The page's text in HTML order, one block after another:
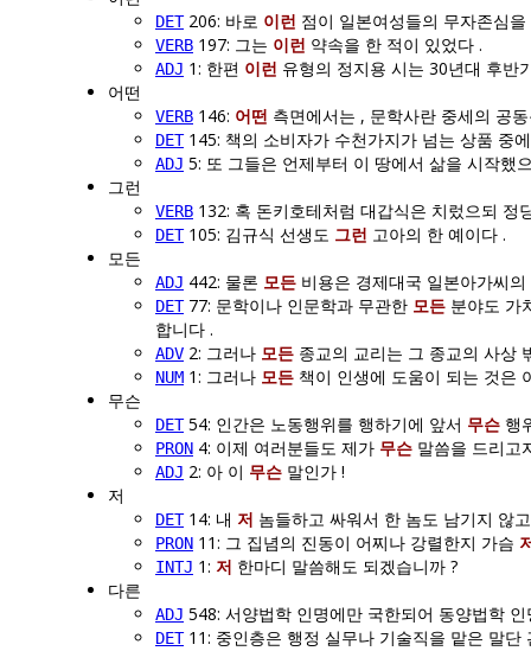
DET206: 바로 이런 점이 일본여성들의 무자존심
VERB 197: 그는 이런 약속을 한 적이 있었다 .
ADJ 1: 한편 이런 유형의 정지용 시는 30년대 후반
어떤
VERB 146: 어떤 측면에서는 , 문학사란 중세의 공
DET145: 책의 소비자가 수천가지가 넘는 상품 중
ADJ 5: 또 그들은 언제부터 이 땅에서 삶을 시작했
그런
VERB 132: 혹 돈키호테처럼 대갑식은 치렀으되
DET105: 김규식 선생도 그런 고아의 한 예이다 .
모든
ADJ 442: 물론 모든 비용은 경제대국 일본아가씨의
DET77: 문학이나 인문학과 무관한 모든 분야도 가
합니다 .
ADV 2: 그러나 모든 종교의 교리는 그 종교의 사상
NUM 1: 그러나 모든 책이 인생에 도움이 되는 것은
무슨
DET54: 인간은 노동행위를 행하기에 앞서 무슨 행
PRON 4: 이제 여러분들도 제가 무슨 말씀을 드리고
ADJ 2: 아 이 무슨 말인가 !
저
DET14: 내 저 놈들하고 싸워서 한 놈도 남기지 않
PRON 11: 그 집념의 진동이 어찌나 강렬한지 가슴
INTJ 1: 저 한마디 말씀해도 되겠습니까 ?
다른
ADJ 548: 서양법학 인명에만 국한되어 동양법학
DET11: 중인층은 행정 실무나 기술직을 맡은 말